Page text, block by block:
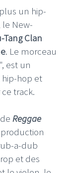
un hip-
le New-
Tang Clan
. Le morceau
est un
hop et
track.
Reggae
a-dub
et des